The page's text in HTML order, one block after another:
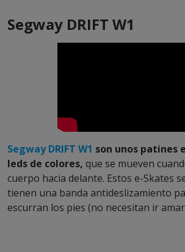
Segway DRIFT W1
Segway DRIFT W1 son unos patines
leds de colores, que se mueven
cuerpo hacia delante. Estos e-Skates
tienen una banda antideslizamiento
escurran los pies (no necesitan ir